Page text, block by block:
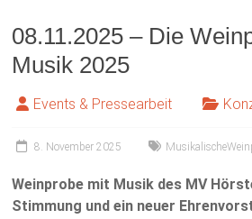
Events & Pressearbeit
Stimmung und ein neuer
Deutlich mehr als die zugelassenen
Musikverein Hörstein bei seiner